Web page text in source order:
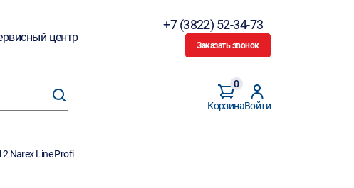
центр
+7 (3822) 52-34-73
Заказать звонок
Корзина
0
Войти
Narex Line Profi